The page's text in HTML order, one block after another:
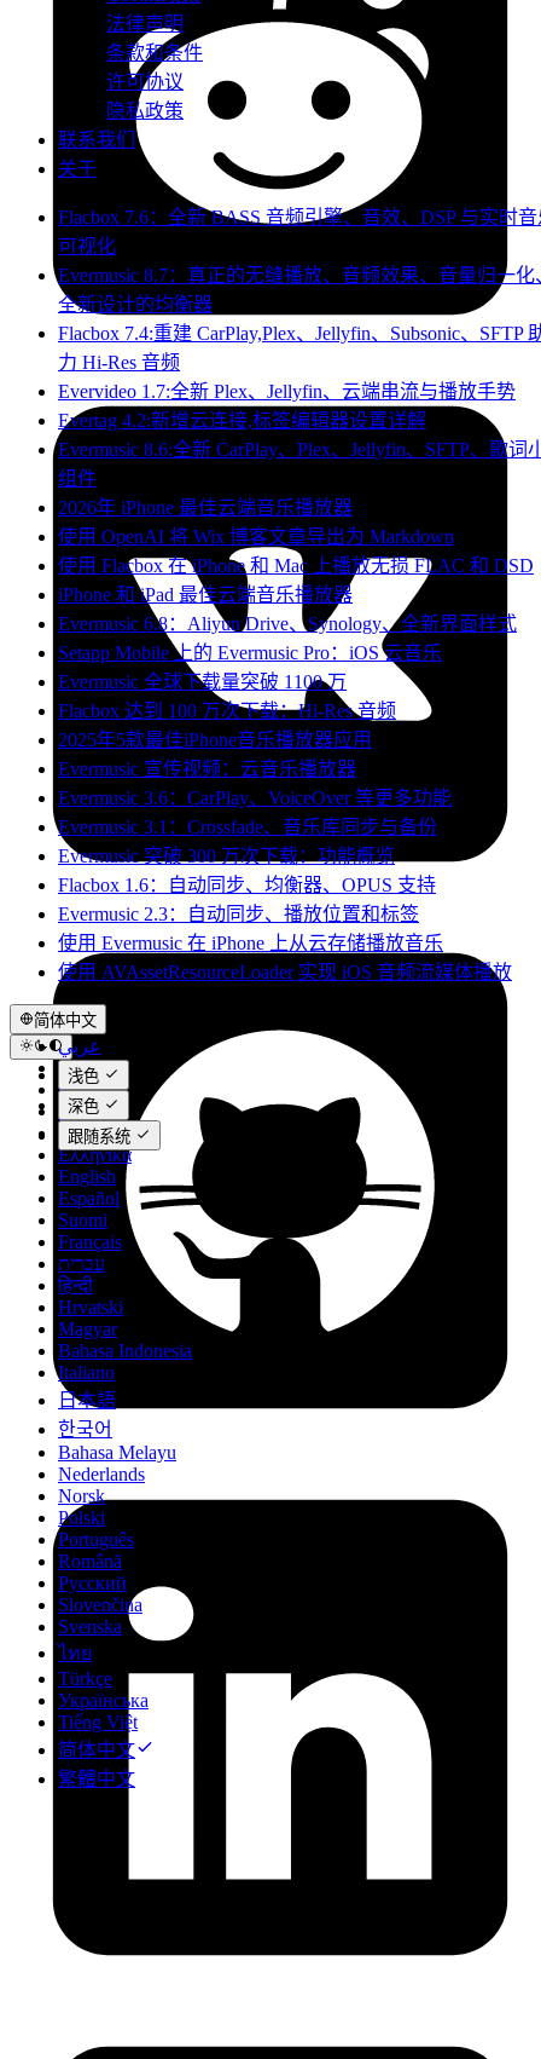
法律声明
条款和条件
许可协议
隐私政策
联系我们
关于
Flacbox 7.6：全新 BASS 音频引擎、音效、DSP 与实时
可视化
Evermusic 8.7：真正的无缝播放、音频效果、音量归一化
全新设计的均衡器
Flacbox 7.4:重建 CarPlay,Plex、Jellyfin、Subsonic、SFTP
力 Hi-Res 音频
Evervideo 1.7:全新 Plex、Jellyfin、云端串流与播放手势
Evertag 4.2:新增云连接,标签编辑器设置详解
Evermusic 8.6:全新 CarPlay、Plex、Jellyfin、SFTP、歌词
组件
2026年 iPhone 最佳云端音乐播放器
使用 OpenAI 将 Wix 博客文章导出为 Markdown
使用 Flacbox 在 iPhone 和 Mac 上播放无损 FLAC 和 DSD
iPhone 和 iPad 最佳云端音乐播放器
Evermusic 6.8：Aliyun Drive、Synology、全新界面样式
Setapp Mobile 上的 Evermusic Pro：iOS 云音乐
Evermusic 全球下载量突破 1100 万
Flacbox 达到 100 万次下载：Hi-Res 音频
2025年5款最佳iPhone音乐播放器应用
Evermusic 宣传视频：云音乐播放器
Evermusic 3.6：CarPlay、VoiceOver 等更多功能
Evermusic 3.1：Crossfade、音乐库同步与备份
Evermusic 突破 300 万次下载：功能概览
Flacbox 1.6：自动同步、均衡器、OPUS 支持
Evermusic 2.3：自动同步、播放位置和标签
使用 Evermusic 在 iPhone 上从云存储播放音乐
使用 AVAssetResourceLoader 实现 iOS 音频流媒体播放
简体中文
عربي
Català
Čeština
Dansk
Deutsch
Ελληνικά
English
Español
Suomi
Français
עברית
हिन्दी
Hrvatski
Magyar
Bahasa Indonesia
Italiano
日本語
한국어
Bahasa Melayu
Nederlands
Norsk
Polski
Português
Română
Русский
Slovenčina
Svenska
ไทย
Türkçe
Українська
Tiếng Việt
简体中文
繁體中文
浅色
深色
跟随系统